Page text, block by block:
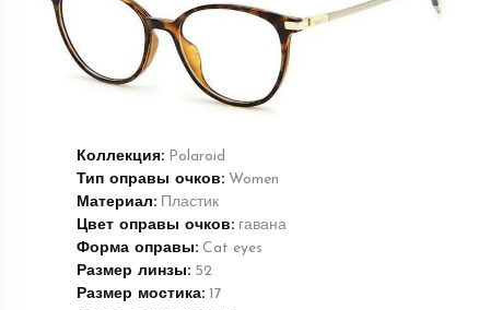
Коллекция: Polaroid
Тип оправы очков: Women
Материал: Пластик
Цвет оправы очков: гавана
Форма оправы: Cat eyes
Размер линзы: 52
Размер мостика: 17